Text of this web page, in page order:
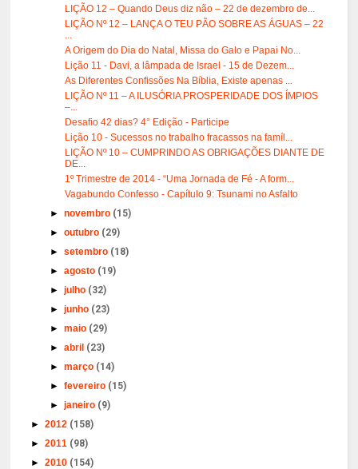
LIÇÃO 12 – Quando Deus diz não – 22 de dezembro de...
LIÇÃO Nº 12 – LANÇA O TEU PÃO SOBRE AS ÁGUAS – 22
...
A Origem do Dia do Natal, Missa do Galo e Papai No...
Lição 11 - Davi, a lâmpada de Israel - 15 de Dezem...
As Diferentes Confissões Na Bíblia, Existe apenas ...
LIÇÃO Nº 11 – A ILUSÓRIA PROSPERIDADE DOS ÍMPIOS
–...
Desafio 42 dias? 4° Edição - Participe
Lição 10 - Sucessos no trabalho fracassos na famíl...
LIÇÃO Nº 10 – CUMPRINDO AS OBRIGAÇÕES DIANTE DE
DE...
1º Trimestre de 2014 - “Uma Jornada de Fé - A form...
Vagabundo Confesso - Capítulo 9: Tsunami no Asfalto
►novembro (15)
►outubro (29)
►setembro (18)
►agosto (19)
►julho (32)
►junho (23)
►maio (29)
►abril (23)
►março (14)
►fevereiro (15)
►janeiro (9)
►2012 (158)
►2011 (98)
►2010 (154)